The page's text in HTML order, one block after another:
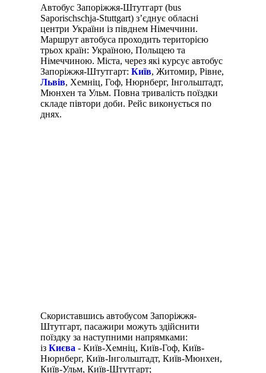
Автобус Запоріжжя-Штутгарт (bus
Saporischschja-Stuttgart) з’єднує обласні
центри України із півднем Німеччини.
Маршрут автобуса проходить територією
трьох країн: Україною, Польщею та
Німеччиною. Міста, через які курсує автобус
Запоріжжя-Штутгарт:Київ, Житомир, Рівне,
Львів, Хемніц, Гоф, Нюрнберг, Інгольштадт,
Мюнхен та Ульм. Повна тривалість поїздки
складе півтори доби. Рейс виконується по
днях.
Скориставшись автобусом Запоріжжя-
Штутгарт, пасажири можуть здійснити
поїздку за наступними напрямками:
ізКиєва - Київ-Хемніц, Київ-Гоф, Київ-
Нюрнберг, Київ-Інгольштадт, Київ-Мюнхен,
Київ-Ульм, Київ-Штутгарт;